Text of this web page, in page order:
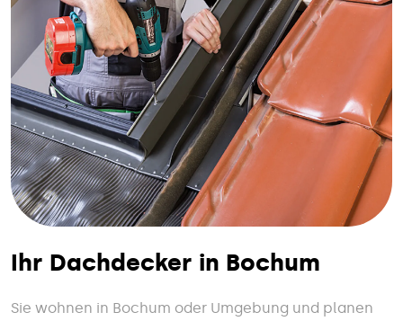
Ihr Dachdecker in Bochum
Sie wohnen in Bochum oder Umgebung und planen